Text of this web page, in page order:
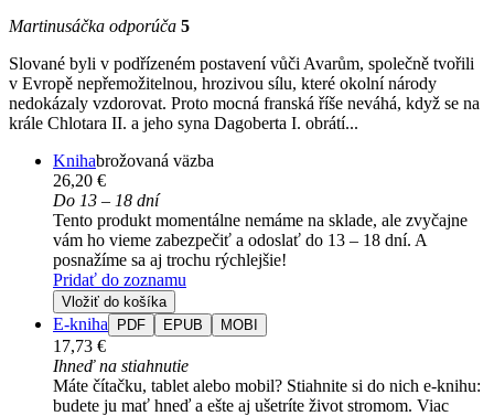
Martinusáčka odporúča 5
Slované byli v podřízeném postavení vůči Avarům, společně tvořili
v Evropě nepřemožitelnou, hrozivou sílu, které okolní národy
nedokázaly vzdorovat. Proto mocná franská říše neváhá, když se na
krále Chlotara II. a jeho syna Dagoberta I. obrátí...
Knihabrožovaná väzba
26,20 €
Do 13 – 18 dní
Tento produkt momentálne nemáme na sklade, ale zvyčajne
vám ho vieme zabezpečiť a odoslať do 13 – 18 dní. A
posnažíme sa aj trochu rýchlejšie!
Pridať do zoznamu
Vložiť do košíka
E-kniha PDF EPUB MOBI
17,73 €
Ihneď na stiahnutie
Máte čítačku, tablet alebo mobil? Stiahnite si do nich e-knihu:
budete ju mať hneď a ešte aj ušetríte život stromom. Viac